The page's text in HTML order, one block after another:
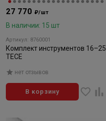
27 770 ₽/шт
В наличии: 15 шт
Артикул: 8760001
Комплект инструментов 16–25
TECE
нет отзывов
В корзину